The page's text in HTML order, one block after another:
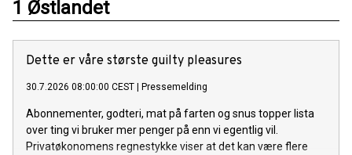
1 Østlandet
Dette er våre største guilty pleasures
30.7.2026 08:00:00 CEST | Pressemelding
Abonnementer, godteri, mat på farten og snus topper lista
over ting vi bruker mer penger på enn vi egentlig vil.
Privatøkonomens regnestykke viser at det kan være flere